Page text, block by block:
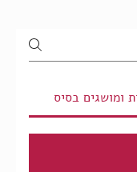
ומושגים בסיס